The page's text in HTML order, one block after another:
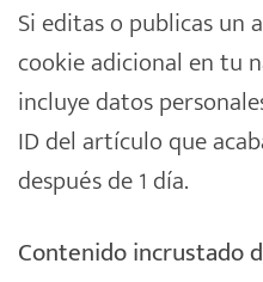
Si editas o publicas un
cookie adicional en tu
incluye datos
ID del artículo que
después de 1 día.
Contenido incrustado